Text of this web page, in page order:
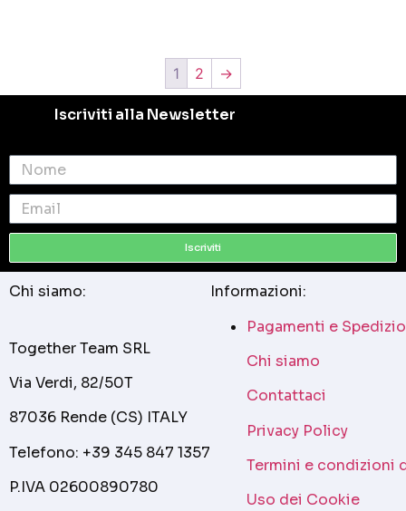
1 2 →
Iscriviti alla Newsletter
Iscriviti
Chi siamo:
Together Team SRL
Via Verdi, 82/50T
87036 Rende (CS) ITALY
Telefono: +39 345 847 1357
P.IVA 02600890780
Informazioni:
Pagamenti e
Chi siamo
Contattaci
Privacy Policy
Termini e condizioni
Uso dei Cookie